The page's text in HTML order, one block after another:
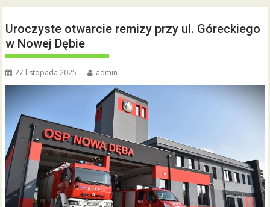
Uroczyste otwarcie remizy przy ul. Góreckiego
w Nowej Dębie
27 listopada 2025 admin